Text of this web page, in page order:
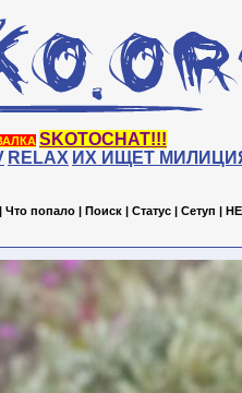
SKOTOCHAT!!!
RELAX ИХ ИЩЕТ
| Что попало | Поиск | Статус | Сетуп |